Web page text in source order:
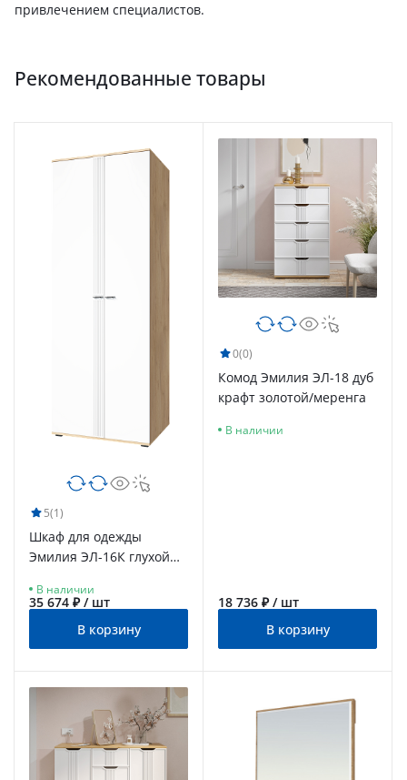
привлечением специалистов.
Рекомендованные товары
5(1)
Шкаф для одежды
Эмилия ЭЛ-16К глухой
меренга
В наличии
35 674 ₽ / шт
В корзину
0(0)
Комод Эмилия ЭЛ-18 дуб
крафт золотой/меренга
В наличии
18 736 ₽ / шт
В корзину